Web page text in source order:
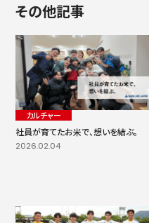
その他記事
カルチャー
社員が育てたお米で、想いを結ぶ。
2026.02.04